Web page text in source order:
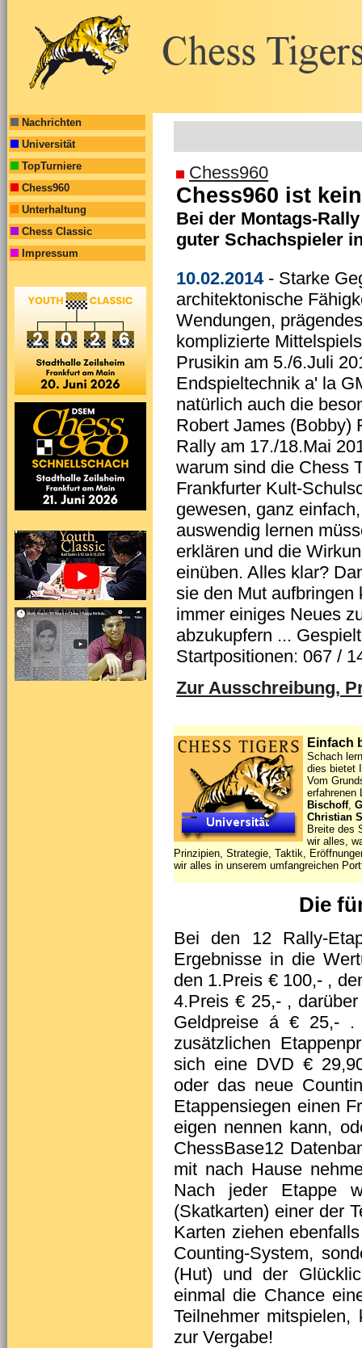
Nachrichten
Universität
TopTurniere
Chess960
Unterhaltung
Chess Classic
Impressum
Chess960
Chess960 ist
Bei der Montags-
guter Schachspieler
10.02.2014- Starke
architektonische
Wendungen,
komplizierte
Prusikin am 5./6.Juli
Endspieltechnik a' la
natürlich auch die
Robert James (Bobby)
Rally am 17./18.Mai
warum sind die Chess
Frankfurter Kult-
gewesen, ganz
auswendig lernen
erklären und die
einüben. Alles klar?
sie den Mut aufbringen
immer einiges Neues
abzukupfern ...
Startpositionen: 067 /
Zur Ausschreibung,
Einfach
Schach
dies bietet
Vom
erfahrenen
Bischoff,
Christian
Breite des
wir alles,
Prinzipien, Strategie, Taktik,
wir alles in unserem umfangreichen
Die
Bei den 12 Rally-
Ergebnisse in die
den 1.Preis € 100,- ,
4.Preis € 25,- ,
Geldpreise á € 25,- .
zusätzlichen
sich eine DVD €
oder das neue
Etappensiegen einen
eigen nennen kann,
ChessBase12
mit nach Hause
Nach jeder Etappe
(Skatkarten) einer der
Karten ziehen
Counting-System,
(Hut) und der
einmal die Chance
Teilnehmer
zur Vergabe!